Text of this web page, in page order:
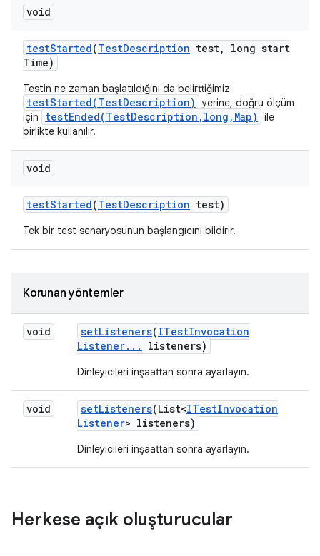
void
testStarted(TestDescription test,
long start
Time)
Testin ne zaman başlatıldığını da belirttiğimiz
testStarted(TestDescription) yerine, doğru ölçüm
için
testEnded(TestDescription,long,Map)
ile
birlikte kullanılır.
void
testStarted(TestDescription test)
Tek bir test senaryosunun başlangıcını bildirir.
Korunan yöntemler
void setListeners(ITestInvocation
Listener. . . listeners)
Dinleyicileri inşaattan sonra ayarlayın.
void setListeners(List<ITestInvocation
Listener> listeners)
Dinleyicileri inşaattan sonra ayarlayın.
Herkese açık oluşturucular